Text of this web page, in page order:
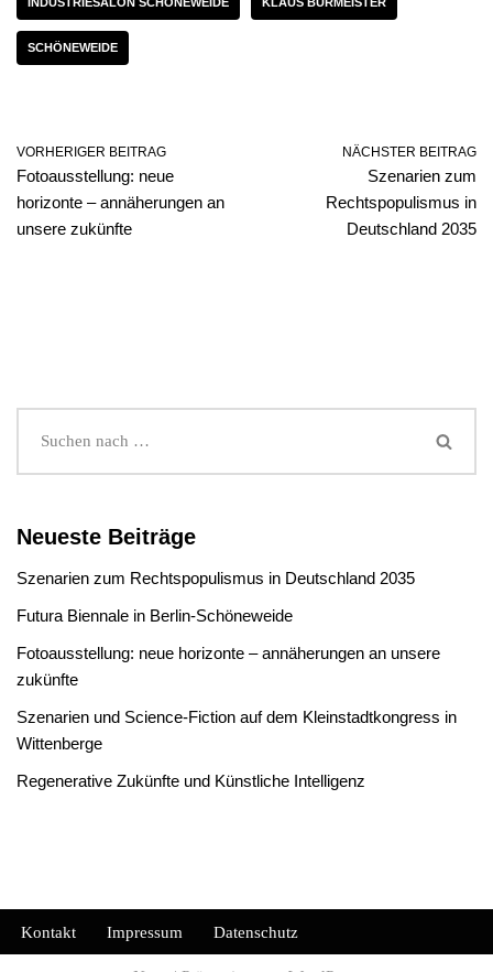
SCHÖNEWEIDE
VORHERIGER BEITRAG
Fotoausstellung: neue
horizonte – annäherungen an
unsere zukünfte
NÄCHSTER BEITRAG
Szenarien zum
Rechtspopulismus in
Deutschland 2035
Neueste Beiträge
Szenarien zum Rechtspopulismus in Deutschland 2035
Futura Biennale in Berlin-Schöneweide
Fotoausstellung: neue horizonte – annäherungen an unsere
zukünfte
Szenarien und Science-Fiction auf dem Kleinstadtkongress in
Wittenberge
Regenerative Zukünfte und Künstliche Intelligenz
Kontakt Impressum Datenschutz